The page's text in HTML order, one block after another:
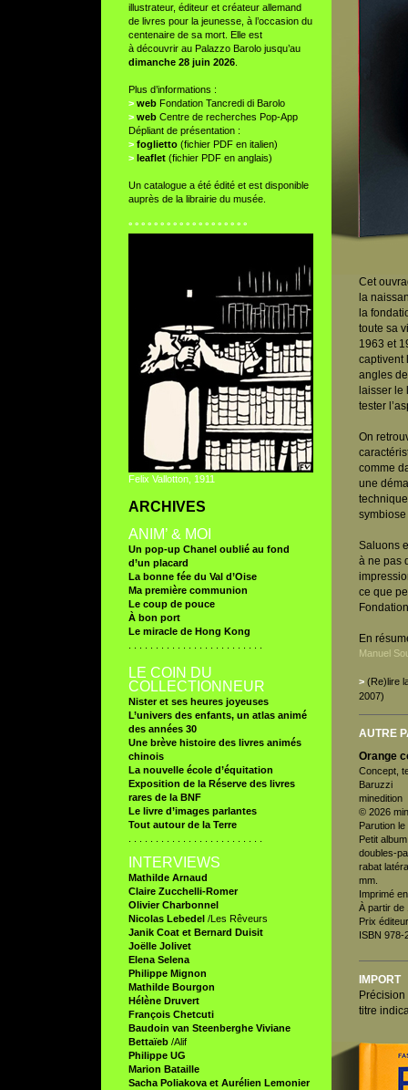
illustrateur, éditeur et créateur allemand
de livres pour la jeunesse, à l’occasion du
centenaire de sa mort. Elle est
à découvrir au Palazzo Barolo jusqu’au
dimanche 28 juin 2026.
Plus d’informations :
> webFondation Tancredi di Barolo
> webCentre de recherches Pop-App
Dépliant de présentation :
> foglietto(fichier PDF en italien)
> leaflet(fichier PDF en anglais)
Un catalogue a été édité et est disponible
auprès de la librairie du musée.
° ° ° ° ° ° ° ° ° ° ° ° ° ° ° ° ° ° °
Felix Vallotton, 1911
ARCHIVES
ANIM’ & MOI
Un pop-up Chanel oublié au fond
d’un placard
La bonne fée du Val d’Oise
Ma première communion
Le coup de pouce
À bon port
Le miracle de Hong Kong
LE COIN DU
COLLECTIONNEUR
Nister et ses heures joyeuses
L’univers des enfants, un atlas animé
des années 30
Une brève histoire des livres animés
chinois
La nouvelle école d’équitation
Exposition de la Réserve des livres
rares de la BNF
Le livre d’images parlantes
Tout autour de la Terre
INTERVIEWS
Mathilde Arnaud
Claire Zucchelli-Romer
Olivier Charbonnel
Nicolas Lebedel/Les Rêveurs
Janik Coat et Bernard Duisit
Joëlle Jolivet
Elena Selena
Philippe Mignon
Mathilde Bourgon
Hélène Druvert
François Chetcuti
Baudoin van Steenberghe Viviane
Bettaïeb/Alif
Philippe UG
Marion Bataille
Sacha Poliakova et Aurélien Lemonier
Cet
la
la
toute sa
1963 et
captivent
angles
laisser le
tester
On
comme
une
Saluons
à ne pas
ce que
En
Manuel
> (Re)lire
2007)
AUTRE
Orange
Concept,
Baruzzi
minedition
© 2026
Parution
Petit
doubles-
rabat
mm.
Imprimé
À partir de
Prix
ISBN 978-
IMPORT
titre